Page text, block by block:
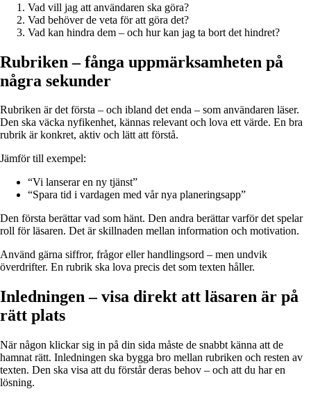
Vad vill jag att användaren ska göra?
Vad behöver de veta för att göra det?
Vad kan hindra dem – och hur kan jag ta bort det hindret?
Rubriken – fånga uppmärksamheten på
några sekunder
Rubriken är det första – och ibland det enda – som användaren läser.
Den ska väcka nyfikenhet, kännas relevant och lova ett värde. En bra
rubrik är konkret, aktiv och lätt att förstå.
Jämför till exempel:
“Vi lanserar en ny tjänst”
“Spara tid i vardagen med vår nya planeringsapp”
Den första berättar vad som hänt. Den andra berättar varför det spelar
roll för läsaren. Det är skillnaden mellan information och motivation.
Använd gärna siffror, frågor eller handlingsord – men undvik
överdrifter. En rubrik ska lova precis det som texten håller.
Inledningen – visa direkt att läsaren är på
rätt plats
När någon klickar sig in på din sida måste de snabbt känna att de
hamnat rätt. Inledningen ska bygga bro mellan rubriken och resten av
texten. Den ska visa att du förstår deras behov – och att du har en
lösning.